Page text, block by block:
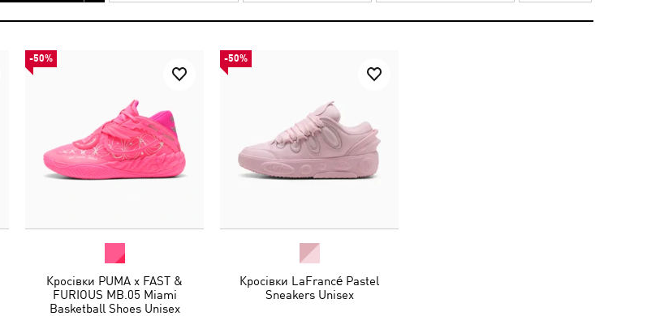
-50%
Кросівки PUMA x FAST &
FURIOUS MB.05 Miami
Basketball Shoes Unisex
-50%
Кросівки LaFrancé Pastel
Sneakers Unisex